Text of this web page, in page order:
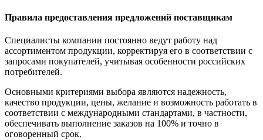
Правила предоставления предложений поставщикам
Специалисты компании постоянно ведут работу над
ассортиментом продукции, корректируя его в соответствии с
запросами покупателей, учитывая особенности российских
потребителей.
Основными критериями выбора являются надежность,
качество продукции, цены, желание и возможность работать в
соответствии с международными стандартами, в частности,
обеспечивать выполнение заказов на 100% и точно в
оговоренный срок.